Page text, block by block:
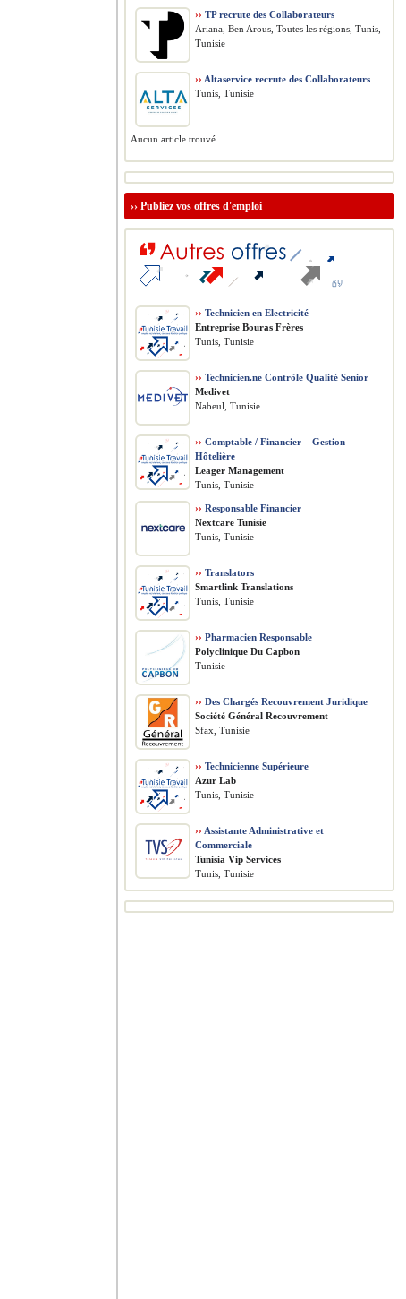
›› TP recrute des Collaborateurs
Ariana, Ben Arous, Toutes les régions, Tunis,
Tunisie
›› Altaservice recrute des Collaborateurs
Tunis, Tunisie
Aucun article trouvé.
›› Publiez vos offres d'emploi
›› Technicien en Electricité
Entreprise Bouras Frères
Tunis, Tunisie
›› Technicien.ne Contrôle Qualité Senior
Medivet
Nabeul, Tunisie
›› Comptable / Financier – Gestion
Hôtelière
Leager Management
Tunis, Tunisie
›› Responsable Financier
Nextcare Tunisie
Tunis, Tunisie
›› Translators
Smartlink Translations
Tunis, Tunisie
›› Pharmacien Responsable
Polyclinique Du Capbon
Tunisie
›› Des Chargés Recouvrement Juridique
Société Général Recouvrement
Sfax, Tunisie
›› Technicienne Supérieure
Azur Lab
Tunis, Tunisie
›› Assistante Administrative et
Commerciale
Tunisia Vip Services
Tunis, Tunisie